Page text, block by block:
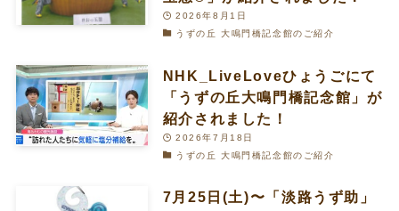
2026年8月1日
うずの丘 大鳴門橋記念館のご紹介
NHK_LiveLoveひょうごにて
「うずの丘大鳴門橋記念館」が
紹介されました！
2026年7月18日
うずの丘 大鳴門橋記念館のご紹介
7月25日(土)〜「淡路うず助」